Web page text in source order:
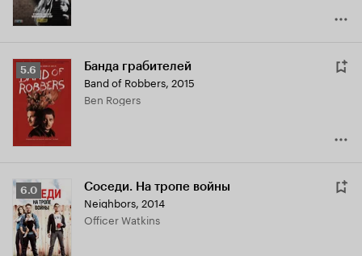
Рейтинг
Кинопоиска
5.6
5.6 Банда грабителей
Band of Robbers, 2015
Ben Rogers
Рейтинг
Кинопоиска
6.0
6.0 Соседи. На тропе войны
Neighbors, 2014
Officer Watkins